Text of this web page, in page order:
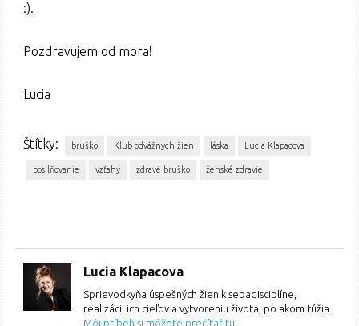
:).
Pozdravujem od mora!
Lucia
Štítky: bruško Klub odvážnych žien láska Lucia Klapacova
posilňovanie vzťahy zdravé bruško ženské zdravie
Lucia Klapacova
Sprievodkyňa úspešných žien k sebadisciplíne,
realizácii ich cieľov a vytvoreniu života, po akom túžia.
Môj príbeh si môžete prečítať tu: